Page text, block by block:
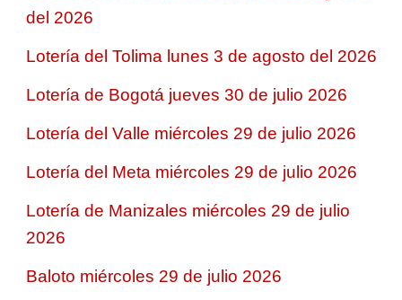
del 2026
Lotería del Tolima lunes 3 de agosto del 2026
Lotería de Bogotá jueves 30 de julio 2026
Lotería del Valle miércoles 29 de julio 2026
Lotería del Meta miércoles 29 de julio 2026
Lotería de Manizales miércoles 29 de julio
2026
Baloto miércoles 29 de julio 2026